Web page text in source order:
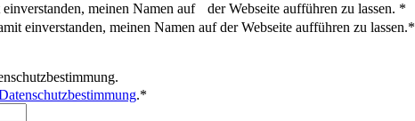
meinen Namen auf der Webseite aufführen zu lassen. *
einverstanden, meinen Namen auf der Webseite aufführen zu lassen.*
.*